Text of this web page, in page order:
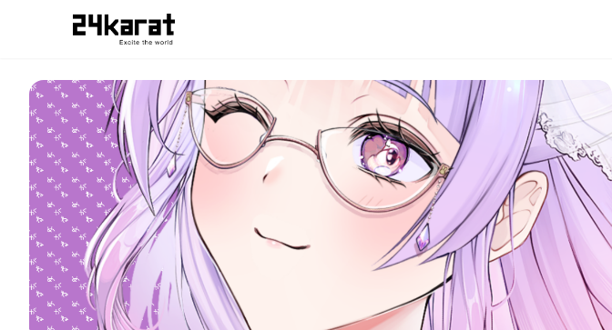
寿々華 (和ロリのすがた)スマホ待ち受け